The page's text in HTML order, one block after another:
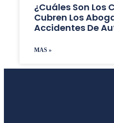
¿Cuáles Son Los
Cubren Los
Accidentes De
MAS »